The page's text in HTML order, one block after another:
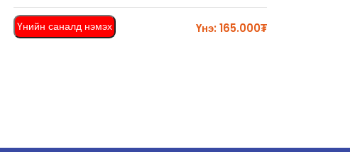
Үнийн саналд нэмэх Үнэ: 165.000₮